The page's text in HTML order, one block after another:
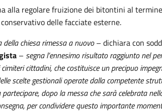
alla regolare fruizione dei bitontini al
delle facciate esterne.
della chiesa rimessa a nuovo– dichiara con
– segna l’ennesimo risultato raggiunto nel
cittadini, che costituisce un precipuo
scelte gestionali operate dalla competente
dopo la messa che sarà celebrata
per condividere questo importante